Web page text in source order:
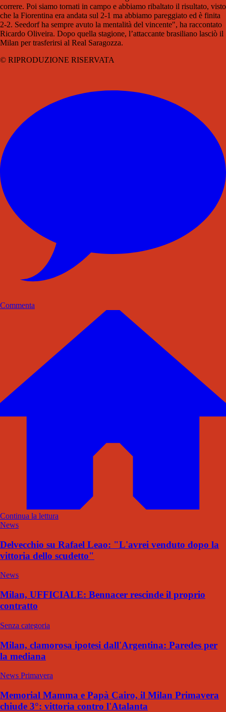
correre. Poi siamo tornati in campo e abbiamo ribaltato il risultato, visto
che la Fiorentina era andata sul 2-1 ma abbiamo pareggiato ed è finita
2-2. Seedorf ha sempre avuto la mentalità del vincente", ha raccontato
Ricardo Oliveira. Dopo quella stagione, l’attaccante brasiliano lasciò il
Milan per trasferirsi al Real Saragozza.
© RIPRODUZIONE RISERVATA
Commenta
Continua la lettura
News
Delvecchio su Rafael Leao: "L'avrei venduto dopo la
vittoria dello scudetto"
News
Milan, UFFICIALE: Bennacer rescinde il proprio
contratto
Senza categoria
Milan, clamorosa ipotesi dall'Argentina: Paredes per
la mediana
News Primavera
Memorial Mamma e Papà Cairo, il Milan Primavera
chiude 3°: vittoria contro l'Atalanta